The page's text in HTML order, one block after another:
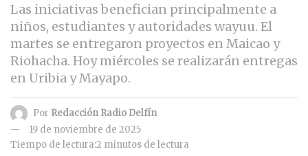
Las iniciativas benefician principalmente a
niños, estudiantes y autoridades wayuu. El
martes se entregaron proyectos en Maicao y
Riohacha. Hoy miércoles se realizarán entregas
en Uribia y Mayapo.
Por Redacción Radio Delfín
19 de noviembre de 2025
Tiempo de lectura:2 minutos de lectura